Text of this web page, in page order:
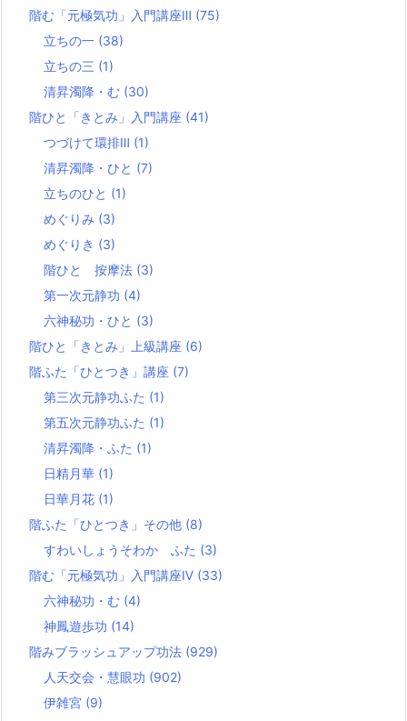
階む「元極気功」入門講座Ⅲ (75)
立ちの一 (38)
立ちの三 (1)
清昇濁降・む (30)
階ひと「きとみ」入門講座 (41)
つづけて環排Ⅲ (1)
清昇濁降・ひと (7)
立ちのひと (1)
めぐりみ (3)
めぐりき (3)
階ひと 按摩法 (3)
第一次元静功 (4)
六神秘功・ひと (3)
階ひと「きとみ」上級講座 (6)
階ふた「ひとつき」講座 (7)
第三次元静功ふた (1)
第五次元静功ふた (1)
清昇濁降・ふた (1)
日精月華 (1)
日華月花 (1)
階ふた「ひとつき」その他 (8)
すわいしょうそわか ふた (3)
階む「元極気功」入門講座Ⅳ (33)
六神秘功・む (4)
神鳳遊歩功 (14)
階みブラッシュアップ功法 (929)
人天交会・慧眼功 (902)
伊雑宮 (9)